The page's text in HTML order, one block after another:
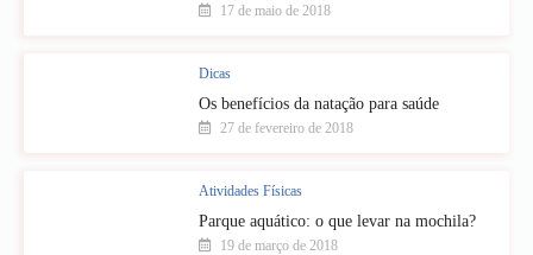
17 de maio de 2018
Dicas
Os benefícios da natação para saúde
27 de fevereiro de 2018
Atividades Físicas
Parque aquático: o que levar na mochila?
19 de março de 2018